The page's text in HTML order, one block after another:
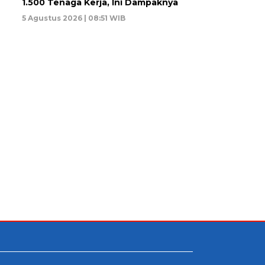
1.500 Tenaga Kerja, Ini Dampaknya
5 Agustus 2026 | 08:51 WIB